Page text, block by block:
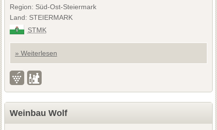
Region: Süd-Ost-Steiermark
Land: STEIERMARK
STMK
» Weiterlesen
Weinbau Wolf